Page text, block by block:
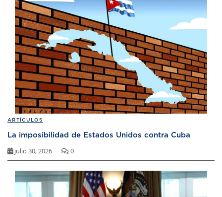
ARTÍCULOS
La imposibilidad de Estados Unidos contra Cuba
julio 30, 2026 0